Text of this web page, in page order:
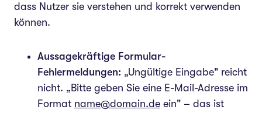
dass Nutzer sie verstehen und korrekt verwenden
können.
Aussagekräftige Formular-
Fehlermeldungen: „Ungültige Eingabe" reicht
nicht. „Bitte geben Sie eine E-Mail-Adresse im
Format name@domain.de ein" – das ist